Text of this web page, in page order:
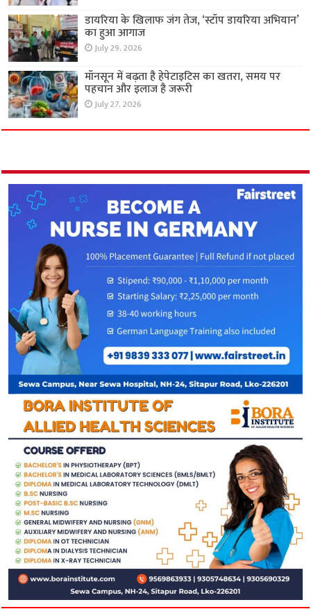
डायरिया के खिलाफ जंग तेज, ‘स्टॉप डायरिया अभियान’
का हुआ आगाज
July 29, 2026
मॉनसून में बढ़ता है हेपेटाइटिस का खतरा, समय पर
पहचान और इलाज है जरूरी
July 27, 2026